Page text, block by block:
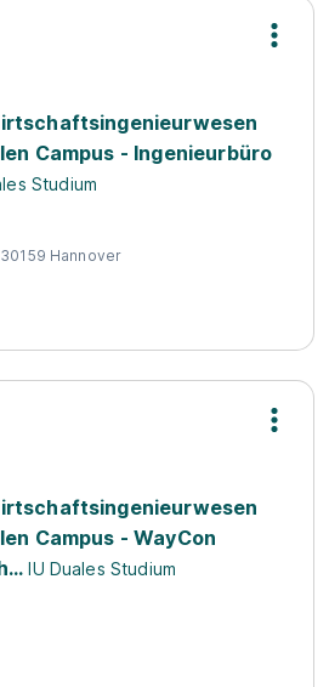
Campus - Ingenieurbüro
Studium
Hannover
Campus - WayCon
IU Duales Studium